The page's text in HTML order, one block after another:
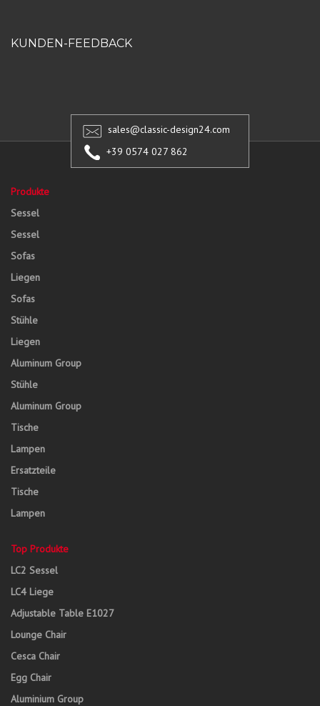
KUNDEN-FEEDBACK
sales@classic-design24.com
+39 0574 027 862
Produkte
Sessel
Sessel
Sofas
Liegen
Sofas
Stühle
Liegen
Aluminum Group
Stühle
Aluminum Group
Tische
Lampen
Ersatzteile
Tische
Lampen
Top Produkte
LC2 Sessel
LC4 Liege
Adjustable Table E1027
Lounge Chair
Cesca Chair
Egg Chair
Aluminium Group